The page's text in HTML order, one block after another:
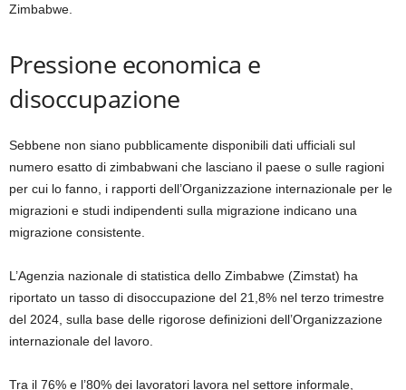
Zimbabwe.
Pressione economica e
disoccupazione
Sebbene non siano pubblicamente disponibili dati ufficiali sul
numero esatto di zimbabwani che lasciano il paese o sulle ragioni
per cui lo fanno, i rapporti dell’Organizzazione internazionale per le
migrazioni e studi indipendenti sulla migrazione indicano una
migrazione consistente.
L’Agenzia nazionale di statistica dello Zimbabwe (Zimstat) ha
riportato un tasso di disoccupazione del 21,8% nel terzo trimestre
del 2024, sulla base delle rigorose definizioni dell’Organizzazione
internazionale del lavoro.
Tra il 76% e l’80% dei lavoratori lavora nel settore informale,